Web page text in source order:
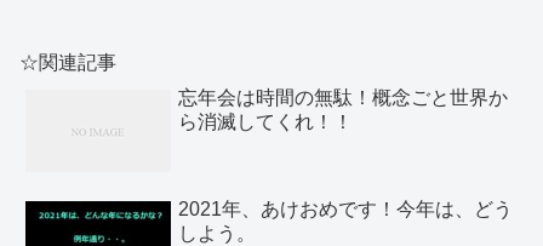
☆関連記事
忘年会は時間の無駄！概念ごと世界か
ら消滅してくれ！！
2021年、あけおめです！今年は、どう
しよう。